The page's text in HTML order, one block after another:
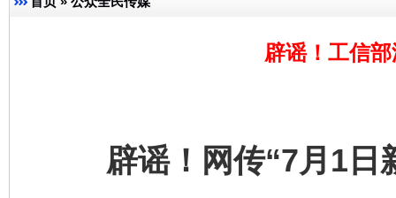
辟谣！工信
辟谣！网传“7月1日